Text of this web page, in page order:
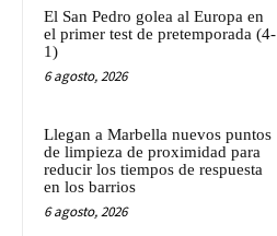
El San Pedro golea al Europa en
el primer test de pretemporada (4-
1)
6 agosto, 2026
Llegan a Marbella nuevos puntos
de limpieza de proximidad para
reducir los tiempos de respuesta
en los barrios
6 agosto, 2026